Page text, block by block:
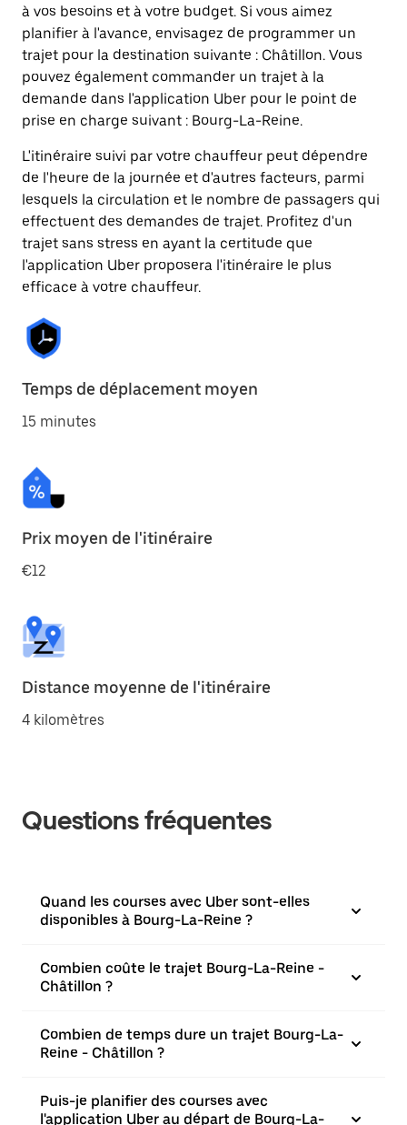
à vos besoins et à votre budget. Si vous aimez
planifier à l'avance, envisagez de programmer un
trajet pour la destination suivante : Châtillon. Vous
pouvez également commander un trajet à la
demande dans l'application Uber pour le point de
prise en charge suivant : Bourg-La-Reine.
L'itinéraire suivi par votre chauffeur peut dépendre
de l'heure de la journée et d'autres facteurs, parmi
lesquels la circulation et le nombre de passagers qui
effectuent des demandes de trajet. Profitez d'un
trajet sans stress en ayant la certitude que
l'application Uber proposera l'itinéraire le plus
efficace à votre chauffeur.
Temps de déplacement moyen
15 minutes
Prix moyen de l'itinéraire
€12
Distance moyenne de l'itinéraire
4 kilomètres
Questions fréquentes
Quand les courses avec Uber sont-elles
disponibles à Bourg-La-Reine ?
Combien coûte le trajet Bourg-La-Reine -
Châtillon ?
Combien de temps dure un trajet Bourg-La-
Reine - Châtillon ?
Puis-je planifier des courses avec
l'application Uber au départ de Bourg-La-